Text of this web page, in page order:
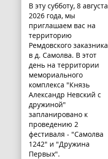
В эту субботу, 8 августа
2026 года, мы
приглашаем вас на
территорию
Ремдовского заказника
в д. Самолва. В этот
день на территории
мемориального
комплекса "Князь
Александр Невский с
дружиной"
запланировано к
проведению 2
фестиваля - "Самолва
1242" и "Дружина
Первых".